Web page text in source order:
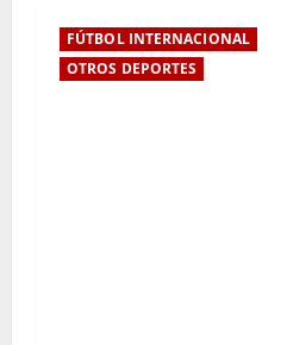
FÚTBOL INTERNACIONAL
OTROS DEPORTES